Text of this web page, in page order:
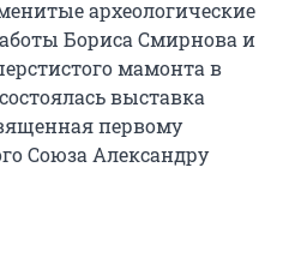
археологические
Бориса Смирнова и
мамонта в
выставка
первому
Союза Александру